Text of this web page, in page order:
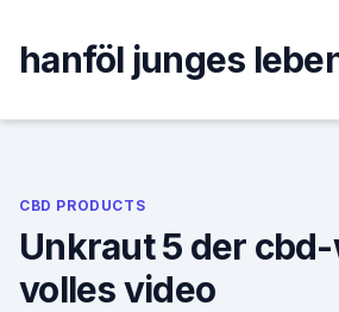
content
hanföl junges
CBD PRODUCTS
Unkraut 5 der
volles video